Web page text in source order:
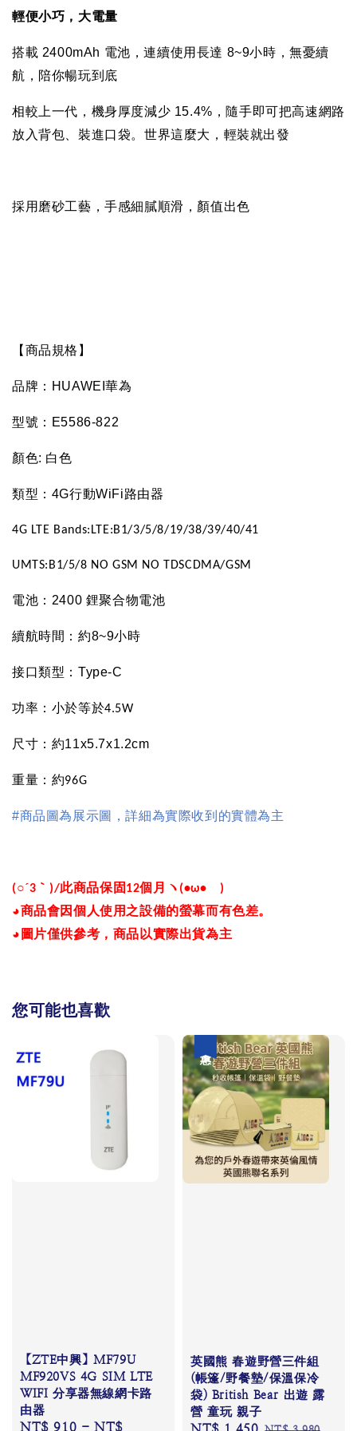
輕便小巧，大電量
搭載 2400mAh 電池，連續使用長達 8~9小時，無憂續
航，陪你暢玩到底
相較上一代，機身厚度減少 15.4% ，隨手即可把高速網路
放入背包、裝進口袋。世界這麼大，輕裝就出發
採用磨砂工藝，手感細膩順滑，顏值出色
【商品規格】
品牌： HUAWEI華為
型號： E5586-822
顏色: 白色
類型： 4G行動WiFi路由器
4G LTE Bands:LTE:B1/3/5/8/19/38/39/40/41
UMTS:B1/5/8 NO GSM NO TDSCDMA/GSM
電池： 2400 鋰聚合物電池
續航時間：約8~9小時
接口類型： Type-C
功率：小於等於4.5W
尺寸：約11x5.7x1.2cm
重量：約96G
#商品圖為展示圖，詳細為實際收到的實體為主
(○´3 ｀)/此商品保固12個月ヽ (•ω• ゞ)
◕商品會因個人使用之設備的螢幕而有色差。
◕ 圖片僅供參考，商品以實際出貨為主
您可能也喜歡
【ZTE中興】MF79U
MF920VS 4G SIM LTE
WIFI 分享器無線網卡路
由器
Regular
NT$ 910 -NT$
英國熊 春遊野營三件組
(帳篷/野餐墊/保溫保冷
袋) British Bear 出遊 露
營 童玩 親子